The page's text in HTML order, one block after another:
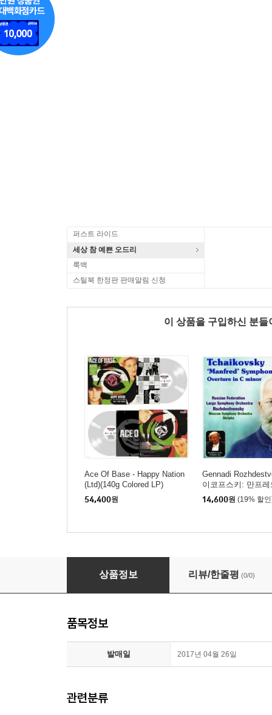
퍼스트 라이드
세상 참 예쁜 오드리
룩백
스틸북 한정판 판매알림 신청
이 상품을 구입하신 분
Ace Of Base - Happy Nation
(Ltd)(140g Colored LP)
54,400원
Gennadi
이코프스키: 만프
곡, 서곡 C단조
y: Manfred
14,600원 (19% 할
카레라스, 도밍고, 파바로티 - 3 테너 콘서트
상품정보 리뷰/한줄평 (0/0)
품목정보
발매일 2017년 04월 26일
관련분류